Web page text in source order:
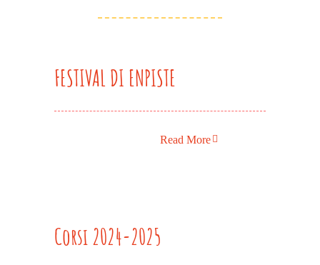
FESTIVAL DI ENPISTE
Read More
Corsi 2024-2025